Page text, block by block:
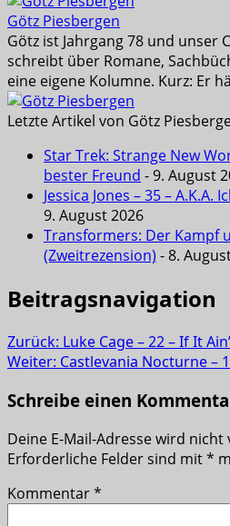
Götz Piesbergen
Götz ist Jahrgang 78 und unser
schreibt über Romane,
eine eigene Kolumne. Kurz: Er
Letzte Artikel von Götz
Star Trek: Strange New
bester Freund - 9. August
Jessica Jones – 35 – A.K.A.
9. August 2026
Transformers: Der Kampf
(Zweitrezension) - 8.
Beitragsnavigation
Zurück: Luke Cage – 22 – If It
Weiter: Castlevania Nocturne –
Schreibe einen
Deine E-Mail-Adresse wird
Erforderliche Felder sind mit*
Kommentar*